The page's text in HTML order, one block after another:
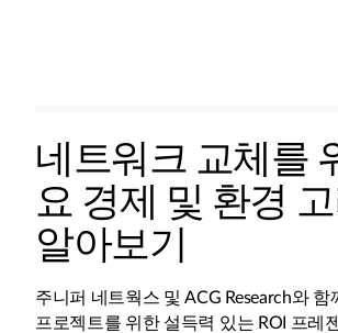
네트워크 교체를
요 경제 및 환경
알아보기
주니퍼 네트웍스 및 ACG Research와
프로젝트를 위한 설득력 있는 ROI 프레